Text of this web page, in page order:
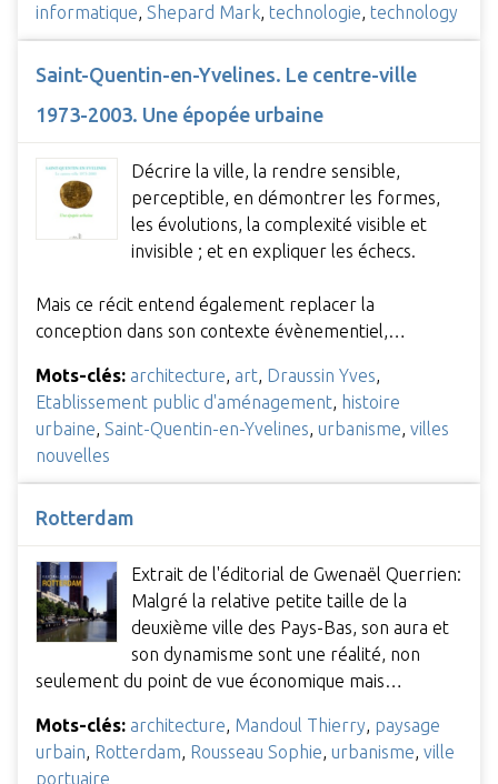
informatique, Shepard Mark, technologie, technology
Saint-Quentin-en-Yvelines. Le centre-ville
1973-2003. Une épopée urbaine
Décrire la ville, la rendre sensible,
perceptible, en démontrer les formes,
les évolutions, la complexité visible et
invisible ; et en expliquer les échecs.
Mais ce récit entend également replacer la
conception dans son contexte évènementiel,…
Mots-clés: architecture, art, Draussin Yves,
Etablissement public d'aménagement, histoire
urbaine, Saint-Quentin-en-Yvelines, urbanisme, villes
nouvelles
Rotterdam
Extrait de l'éditorial de Gwenaël Querrien:
Malgré la relative petite taille de la
deuxième ville des Pays-Bas, son aura et
son dynamisme sont une réalité, non
seulement du point de vue économique mais…
Mots-clés: architecture, Mandoul Thierry, paysage
urbain, Rotterdam, Rousseau Sophie, urbanisme, ville
portuaire